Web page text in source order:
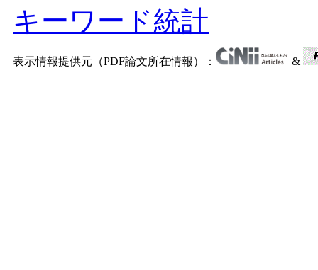
キーワード統計
表示情報提供元（PDF論文所在情報）： &